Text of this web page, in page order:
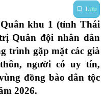
Lưu
khu 1 (tỉnh Thái
Quân đội nhân dân
trình gặp mặt các già
người có uy tín,
đồng bào dân tộc
2026.